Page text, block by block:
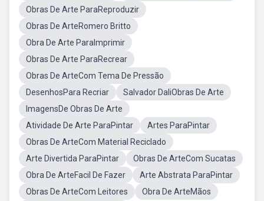
Obras De Arte ParaReproduzir
Obras De ArteRomero Britto
Obra De Arte ParaImprimir
Obras De Arte ParaRecrear
Obras De ArteCom Tema De Pressão
DesenhosPara Recriar
Salvador DaliObras De Arte
ImagensDe Obras De Arte
Atividade De Arte ParaPintar
Artes ParaPintar
Obras De ArteCom Material Reciclado
Arte Divertida ParaPintar
Obras De ArteCom Sucatas
Obra De ArteFacil De Fazer
Arte Abstrata ParaPintar
Obras De ArteCom Leitores
Obra De ArteMãos